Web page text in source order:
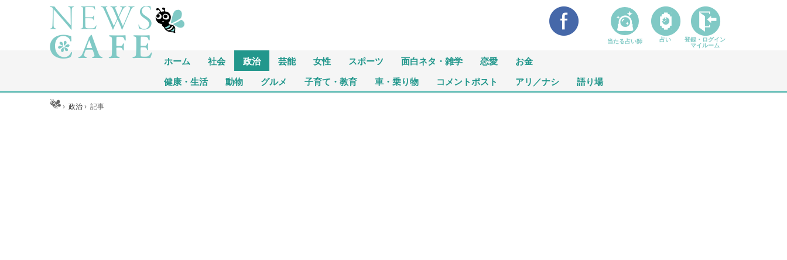
ホーム 社会 政治 芸能 女性 スポーツ 面白ネタ・雑学 恋愛 お金
健康・生活 動物 グルメ 子育て・教育 車・乗り物 コメントポスト アリ／ナシ 語り場
ホーム ›政治 ›記事
当たる占い師 占い
登録・ログイン
マイルーム